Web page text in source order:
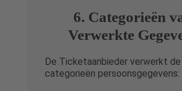
6. Categorieën
Verwerkte
De Ticketaanbieder verwerkt
categorieën persoonsgegevens: